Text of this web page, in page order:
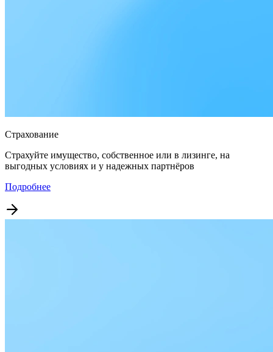
Страхование
Страхуйте имущество, собственное или в лизинге, на
выгодных условиях и у надежных партнёров
Подробнее